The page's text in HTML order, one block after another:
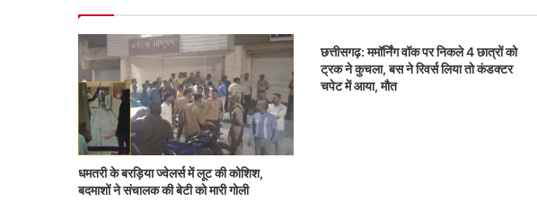
धमतरी के बरड़िया ज्वेलर्स में लूट की कोशिश,
बदमाशों ने संचालक की बेटी को मारी गोली
छत्तीसगढ़: म​​​​​​​मॉर्निंग वॉक पर निकले 4 छात्रों को
ट्रक ने कुचला, बस ने रिवर्स लिया तो कंडक्टर
चपेट में आया, मौत